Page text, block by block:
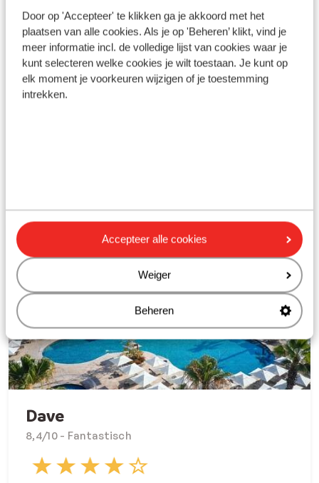
Door op 'Accepteer' te klikken ga je akkoord met het
plaatsen van alle cookies. Als je op 'Beheren’ klikt, vind je
meer informatie incl. de volledige lijst van cookies waar je
kunt selecteren welke cookies je wilt toestaan. Je kunt op
elk moment je voorkeuren wijzigen of je toestemming
intrekken.
Accepteer alle cookies
Weiger
Beheren
een behulpzaam en vriendelijk personeel meegemaakt. Niet
geforceerd. De ligging was zeer goed, wel best een (fiets)
huren en dan sta je op 10 minuten in het centrum. Heel
mooi en proper hotel. Niets is hun te veel gevraagd.
Uitgebreid ontbijt en elke dag andere soorten zoetigheden.
Ze komen zelf 2X per dag je kamer poetsen."
Lango Design Hotel, Griekenland
Dave
8,4/10 - Fantastisch